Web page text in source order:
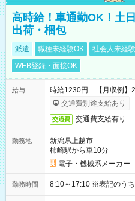
高時給！車通勤OK！土
出荷・梱包
派遣 職種未経験OK 社会人未経
WEB登録・面接OK
給与
時給1230円 【月収例】
交通費別途支給あり
交通費 交通費支給有り
勤務地
新潟県上越市
柿崎駅から車10分
電子・機械系メーカー
勤務時間 8:10～17:10 ※表